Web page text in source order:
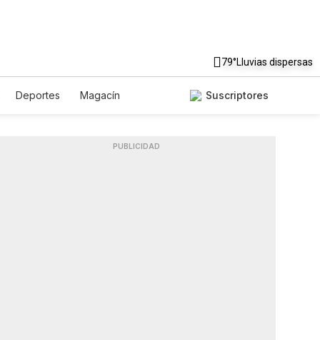
79°Lluvias dispersas
Deportes
Magacín
Suscriptores
PUBLICIDAD